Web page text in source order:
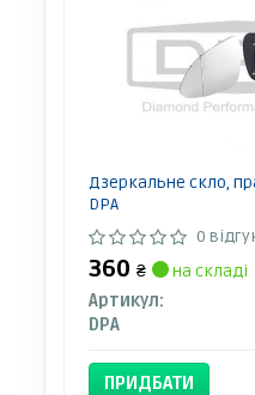
Дзеркальне скло,
DPA
0
360 ₴
на складі
Артикул:
DPA
ПРИДБАТИ